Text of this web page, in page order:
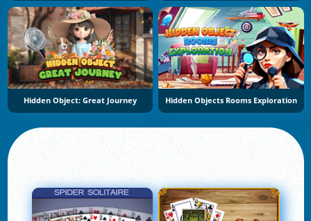
Hidden Object: Great Journey Hidden Objects Rooms Exploration